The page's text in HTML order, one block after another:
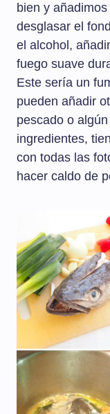
bien y
desglasar el
el alcohol,
fuego suave
Este sería un
pueden añadir
pescado o
ingredientes,
con todas las
hacer caldo de